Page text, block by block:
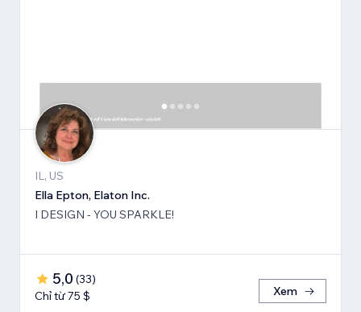
IL, US
Ella Epton, Elaton Inc.
I DESIGN - YOU SPARKLE!
5,0 (33)
Chỉ từ 75 $
Xem